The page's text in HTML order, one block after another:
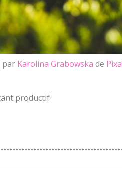
par Karolina Grabowska de
productif